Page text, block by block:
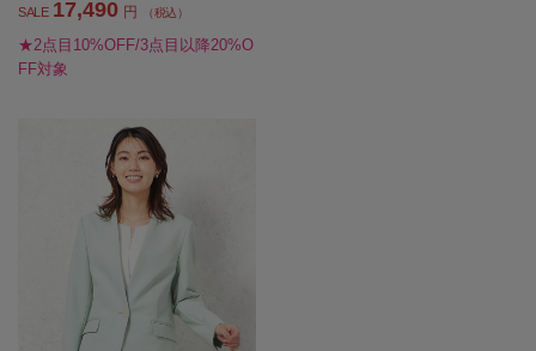
SALE 17,490 円 （税込）
★2点目10%OFF/3点目以降20%O
FF対象